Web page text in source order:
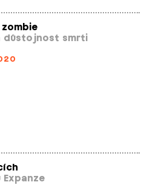
důstojnost smrti